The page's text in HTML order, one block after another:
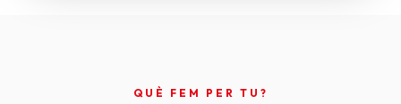
QUÈ FEM PER TU?